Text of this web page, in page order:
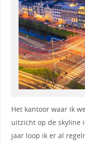
Het kantoor waar ik
uitzicht op de skyline
jaar loop ik er al